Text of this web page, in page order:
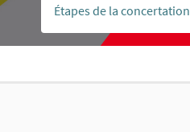
Étapes de la concertation